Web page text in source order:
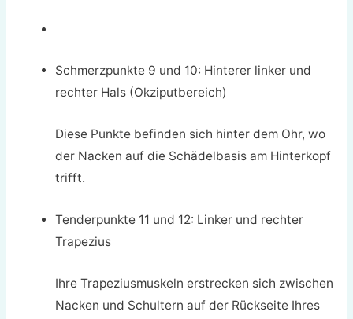
Schmerzpunkte 9 und 10: Hinterer linker und
rechter Hals (Okziputbereich)
Diese Punkte befinden sich hinter dem Ohr, wo
der Nacken auf die Schädelbasis am Hinterkopf
trifft.
Tenderpunkte 11 und 12: Linker und rechter
Trapezius
Ihre Trapeziusmuskeln erstrecken sich zwischen
Nacken und Schultern auf der Rückseite Ihres